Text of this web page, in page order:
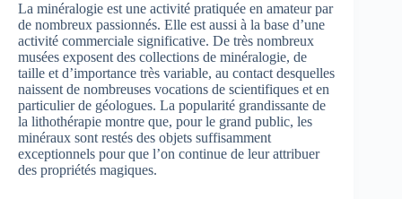
La minéralogie est une activité pratiquée en amateur par
de nombreux passionnés. Elle est aussi à la base d’une
activité commerciale significative. De très nombreux
musées exposent des collections de minéralogie, de
taille et d’importance très variable, au contact desquelles
naissent de nombreuses vocations de scientifiques et en
particulier de géologues. La popularité grandissante de
la lithothérapie montre que, pour le grand public, les
minéraux sont restés des objets suffisamment
exceptionnels pour que l’on continue de leur attribuer
des propriétés magiques.